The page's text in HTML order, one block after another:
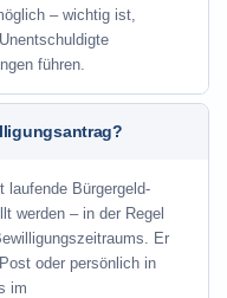
– wichtig ist,
führen.
laufende Bürgergeld-
werden – in der Regel
Er
oder persönlich in
im